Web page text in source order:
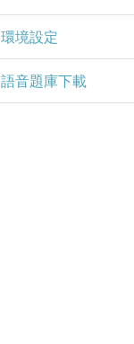
環境設定
語音題庫下載